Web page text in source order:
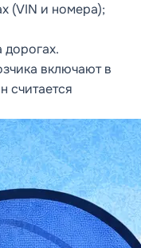
(VIN и номера);
дорогах.
включают в
считается